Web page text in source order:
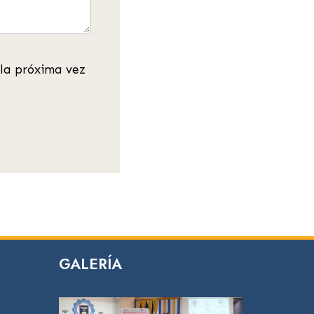
próxima vez
GALERÍA